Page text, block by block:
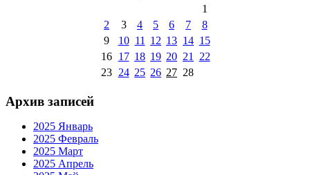
1
2
3 4 5 6 7
8
9
10 11 12 13 14 15
16 17 18 19 20 21
22
23 24 25 26 27 28
Архив записей
2025 Январь
2025 Февраль
2025 Март
2025 Апрель